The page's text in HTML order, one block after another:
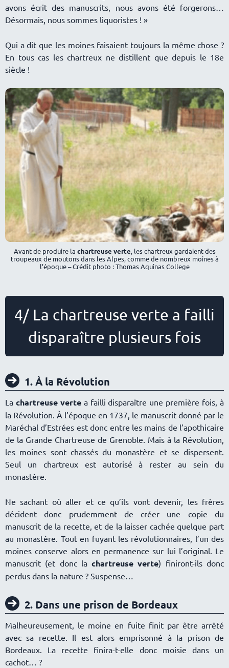
avons écrit des manuscrits, nous avons été forgerons
Désormais, nous sommes liquoristes ! »
Qui a dit que les moines faisaient toujours la même chose ?
En tous cas les chartreux ne distillent que depuis le 18e
siècle !
Avant de produire la chartreuse verte, les chartreux gardaient des
troupeaux de moutons dans les Alpes, comme de nombreux moines à
l’époque – Crédit photo : Thomas Aquinas College
4/ La chartreuse verte a failli
disparaître plusieurs fois
1. À la Révolution
La chartreuse vertea failli disparaître une première fois, à
la Révolution. À l’époque en 1737, le manuscrit donné par le
Maréchal d’Estrées est donc entre les mains de l’apothicaire
de la Grande Chartreuse de Grenoble. Mais à la Révolution,
les moines sont chassés du monastère et se dispersent.
Seul un chartreux est autorisé à rester au sein du
monastère.
Ne sachant où aller et ce qu’ils vont devenir, les frères
décident donc prudemment de créer une copie du
manuscrit de la recette, et de la laisser cachée quelque part
au monastère. Tout en fuyant les révolutionnaires, l’un des
moines conserve alors en permanence sur lui l’original. Le
manuscrit (et donc lachartreuse verte) finiront-ils donc
perdus dans la nature ? Suspense
2. Dans une prison de Bordeaux
Malheureusement, le moine en fuite finit par être arrêté
avec sa recette. Il est alors emprisonné à la prison de
Bordeaux. La recette finira-t-elle donc moisie dans un
cachot… ?